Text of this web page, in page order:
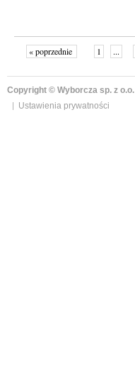
« poprzednie 1 ...
Copyright © Wyborcza sp. z o.o.
Ustawienia prywatności